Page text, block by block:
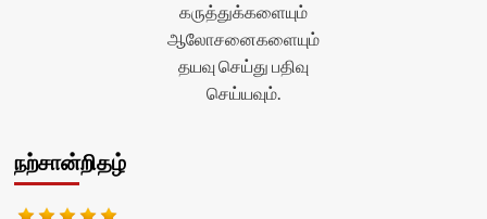
கருத்துக்களையும்
ஆலோசனைகளையும்
தயவு செய்து பதிவு
செய்யவும்.
நற்சான்றிதழ்